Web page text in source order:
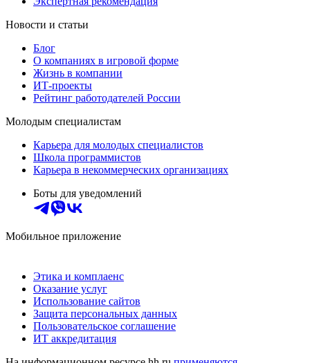
Новости и статьи
Блог
О компаниях в игровой форме
Жизнь в компании
ИТ-проекты
Рейтинг работодателей России
Молодым специалистам
Карьера для молодых специалистов
Школа программистов
Карьера в некоммерческих организациях
Боты для уведомлений
Мобильное приложение
Этика и комплаенс
Оказание услуг
Использование сайтов
Защита персональных данных
Пользовательское соглашение
ИТ аккредитация